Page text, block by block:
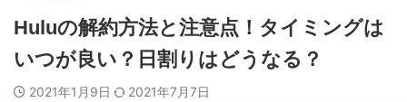
Huluの解約方法と注意点！タイミングは
いつが良い？日割りはどうなる？
2021年1月9日 2021年7月7日